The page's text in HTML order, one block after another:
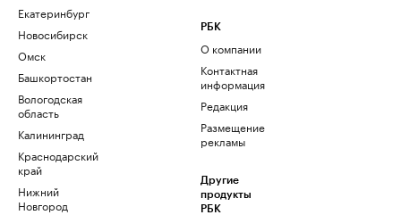
Екатеринбург
Новосибирск
Омск
Башкортостан
Вологодская
область
Калининград
Краснодарский
край
Нижний
Новгород
РБК
О компании
Контактная
информация
Редакция
Размещение
рекламы
Другие
продукты
РБК